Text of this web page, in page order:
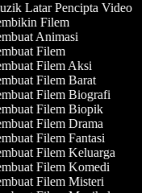
Latar Pencipta Video
Filem
Animasi
Filem
Filem Aksi
Filem Barat
Filem Biografi
Filem Biopik
Filem Drama
Filem Fantasi
Filem Keluarga
Filem Komedi
Filem Misteri